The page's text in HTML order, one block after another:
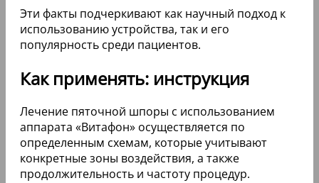
Эти факты подчеркивают как научный подход к
использованию устройства, так и его
популярность среди пациентов.
Как применять: инструкция
Лечение пяточной шпоры с использованием
аппарата «Витафон» осуществляется по
определенным схемам, которые учитывают
конкретные зоны воздействия, а также
продолжительность и частоту процедур.